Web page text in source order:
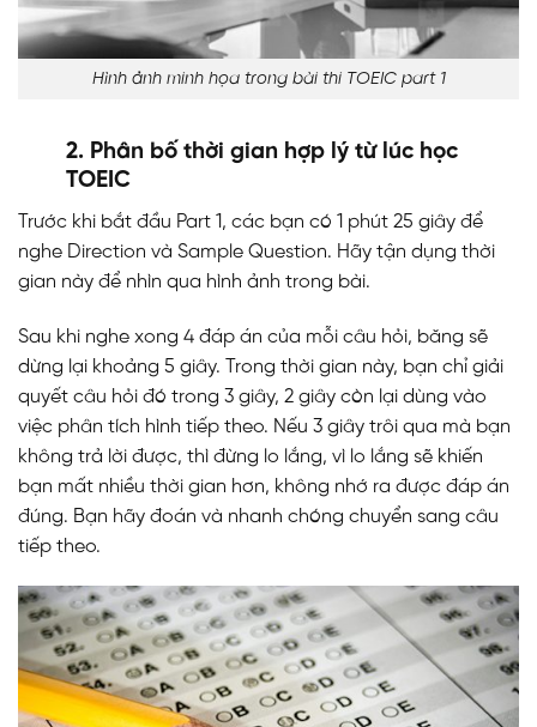
Hình ảnh minh họa trong bài thi TOEIC part 1
2. Phân bố thời gian hợp lý từ lúc học
TOEIC
Trước khi bắt đầu Part 1, các bạn có 1 phút 25 giây để
nghe Direction và Sample Question. Hãy tận dụng thời
gian này để nhìn qua hình ảnh trong bài.
Sau khi nghe xong 4 đáp án của mỗi câu hỏi, băng sẽ
dừng lại khoảng 5 giây. Trong thời gian này, bạn chỉ giải
quyết câu hỏi đó trong 3 giây, 2 giây còn lại dùng vào
việc phân tích hình tiếp theo. Nếu 3 giây trôi qua mà bạn
không trả lời được, thì đừng lo lắng, vì lo lắng sẽ khiến
bạn mất nhiều thời gian hơn, không nhớ ra được đáp án
đúng. Bạn hãy đoán và nhanh chóng chuyển sang câu
tiếp theo.